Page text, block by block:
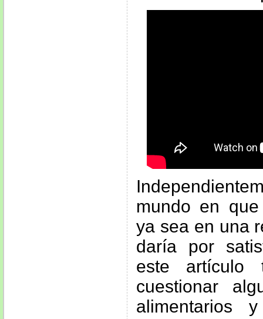
mundo en
ya sea en una
daría por
este artículo
cuestionar
alimentarios